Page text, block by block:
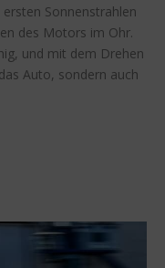
Sonnenstrahlen
des Motors im Ohr.
und mit dem Drehen
Auto, sondern auch